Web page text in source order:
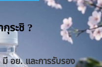
ระชิ ?
มี อย. และการรับรอง